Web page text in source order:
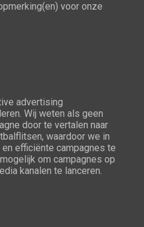
voor onze
advertising
Wij weten als geen
door te vertalen naar
waardoor we in
efficiënte campagnes te
om campagnes op
kanalen te lanceren.